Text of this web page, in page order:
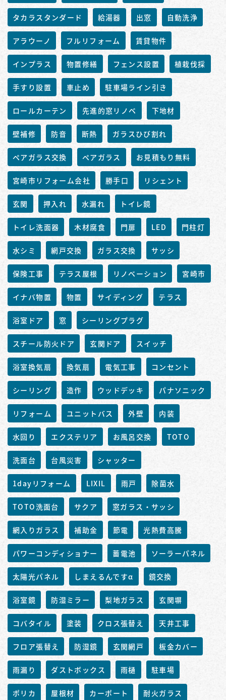
タカラスタンダード 給湯器 出窓 自動洗浄
アラウーノ フルリフォーム 賃貸物件
インプラス 物置修繕 フェンス設置 植栽伐採
手すり設置 車止め 駐車場ライン引き
ロールカーテン 先進的窓リノベ 下地材
壁補修 防音 断熱 ガラスひび割れ
ペアガラス交換 ペアガラス お見積もり無料
宮崎市リフォーム会社 勝手口 リシェント
玄関 押入れ 水漏れ トイレ鏡
トイレ洗面器 木材腐食 門扉 LED 門柱灯
水シミ 網戸交換 ガラス交換 サッシ
保険工事 テラス屋根 リノベーション 宮崎市
イナバ物置 物置 サイディング テラス
浴室ドア 窓 シーリングプラグ
スチール防火ドア 玄関ドア スイッチ
浴室換気扇 換気扇 電気工事 コンセント
シーリング 造作 ウッドデッキ パナソニック
リフォーム ユニットバス 外壁 内装
水回り エクステリア お風呂交換 TOTO
洗面台 台風災害 シャッター
1dayリフォーム LIXIL 雨戸 除菌水
TOTO洗面台 サクア 窓ガラス・サッシ
網入りガラス 補助金 節電 光熱費高騰
パワーコンディショナー 蓄電池 ソーラーパネル
太陽光パネル しまえるんですα 鏡交換
浴室鏡 防湿ミラー 梨地ガラス 玄関塀
コバタイル 塗装 クロス張替え 天井工事
フロア張替え 防湿鏡 玄関網戸 板金カバー
雨漏り ダストボックス 雨樋 駐車場
ポリカ 屋根材 カーポート 耐火ガラス